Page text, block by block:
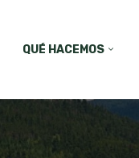
QUÉ HACEMOS